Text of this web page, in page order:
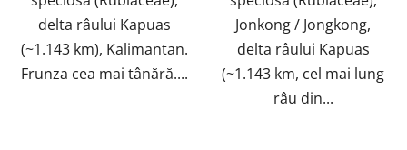
delta râului Kapuas
(~1.143 km), Kalimantan.
Frunza cea mai tânără....
Jonkong / Jongkong,
delta râului Kapuas
(~1.143 km, cel mai lung
râu din...